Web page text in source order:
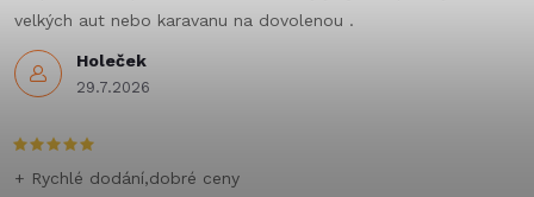
Holeček
29.7.2026
velkých aut nebo karavanu na dovolenou .
+ Rychlé dodání,dobré ceny